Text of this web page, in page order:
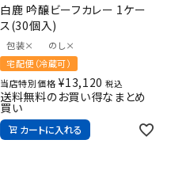
白鹿 吟醸ビーフカレー 1ケー
ス(30個入)
包装×
のし×
宅配便（冷蔵可）
当店特別価格 ¥13,120 税込
送料無料のお買い得なまとめ
買い
カートに入れる